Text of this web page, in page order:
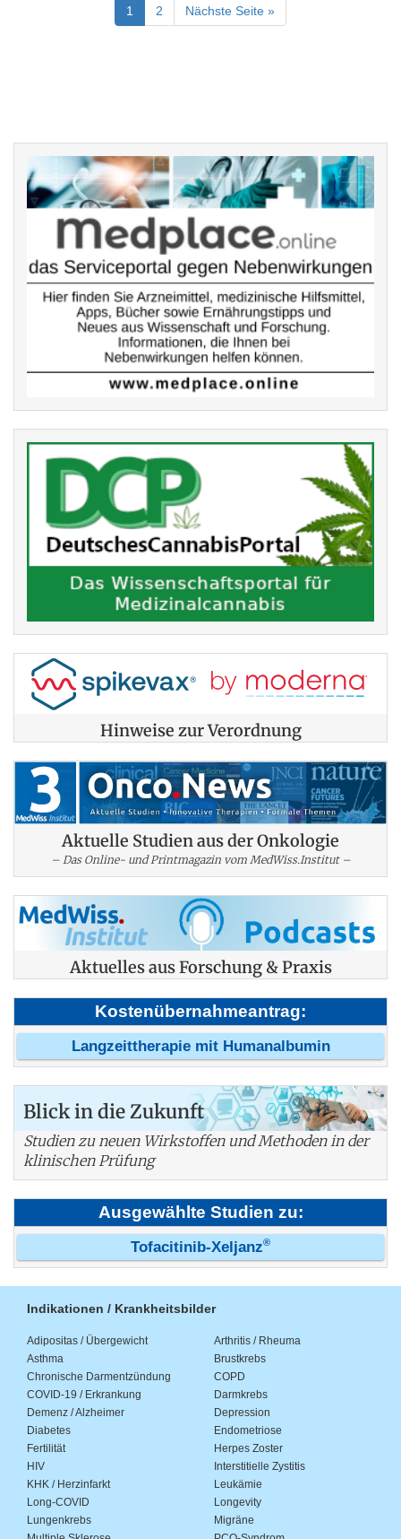
1 2 Nächste Seite »
Hinweise zur Verordnung
Aktuelle Studien aus der Onkologie
– Das Online- und Printmagazin vom MedWiss.Institut –
Aktuelles aus Forschung & Praxis
Kostenübernahmeantrag:
Langzeittherapie mit Humanalbumin
Blick in die Zukunft
Studien zu neuen Wirkstoffen und Methoden in der
klinischen Prüfung
Ausgewählte Studien zu:
Tofacitinib-Xeljanz®
Indikationen / Krankheitsbilder
Adipositas / Übergewicht
Arthritis / Rheuma
Asthma
Brustkrebs
Chronische Darmentzündung
COPD
COVID-19 / Erkrankung
Darmkrebs
Demenz / Alzheimer
Depression
Diabetes
Endometriose
Fertilität
Herpes Zoster
HIV
Interstitielle Zystitis
KHK / Herzinfarkt
Leukämie
Long-COVID
Longevity
Lungenkrebs
Migräne